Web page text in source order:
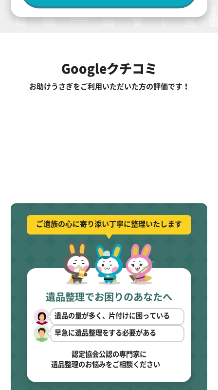
Googleクチコミ
お助けうさぎをご利用いただいた方の評価です！
ご遺族の心に寄り添い丁寧に整理いたします
遺品整理でお困りのあなたへ
遺品の量が多く、片付けに困っている
早急に遺品整理をする必要がある
認定協会公認の専門家に
遺品整理のお悩みをご相談ください